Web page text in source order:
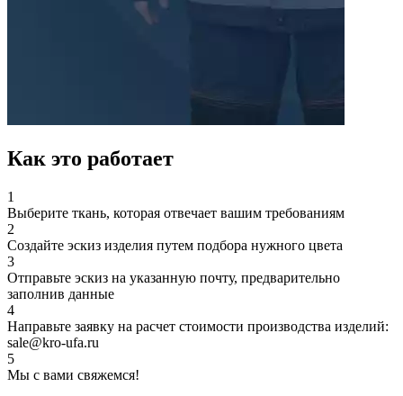
Как это работает
1
Выберите ткань, которая отвечает вашим требованиям
2
Создайте эскиз изделия путем подбора нужного цвета
3
Отправьте эскиз на указанную почту, предварительно
заполнив данные
4
Направьте заявку на расчет стоимости производства изделий:
sale@kro-ufa.ru
5
Мы с вами свяжемся!